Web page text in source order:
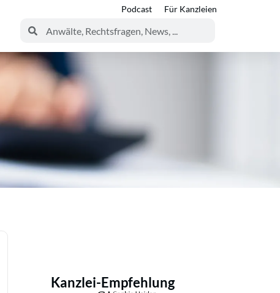
Podcast Für Kanzleien
Kanzlei-Empfehlung